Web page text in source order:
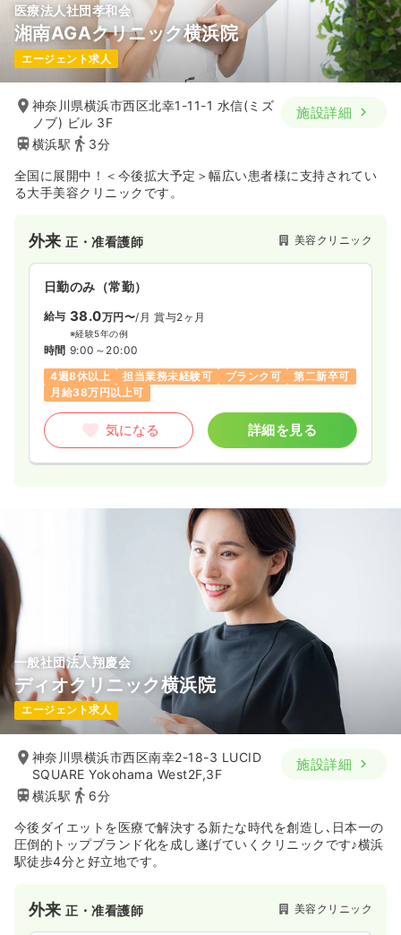
医療法人社団孝和会
湘南AGAクリニック横浜院
エージェント求人
神奈川県横浜市西区北幸1-11-1 水信(ミズ
ノブ) ビル 3F
横浜駅
3分
施設詳細
全国に展開中！＜今後拡大予定＞幅広い患者様に支持されてい
る大手美容クリニックです。
外来正・准看護師 美容クリニック
日勤のみ（常勤）
給与 38.0万円〜/月 賞与2ヶ月
※経験5年の例
時間 9:00～20:00
4週8休以上
担当業務未経験可 ブランク可
第二新卒可
月給38万円以上可
気になる 詳細を見る
一般社団法人翔慶会
ディオクリニック横浜院
エージェント求人
神奈川県横浜市西区南幸2-18-3 LUCID
SQUARE Yokohama West2F,3F
横浜駅
6分
施設詳細
今後ダイエットを医療で解決する新たな時代を創造し､日本一の
圧倒的トップブランド化を成し遂げていくクリニックです♪横浜
駅徒歩4分と好立地です。
外来正・准看護師 美容クリニック